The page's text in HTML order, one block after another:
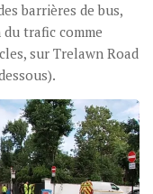
barrières de bus,
du trafic comme
sur Trelawn Road